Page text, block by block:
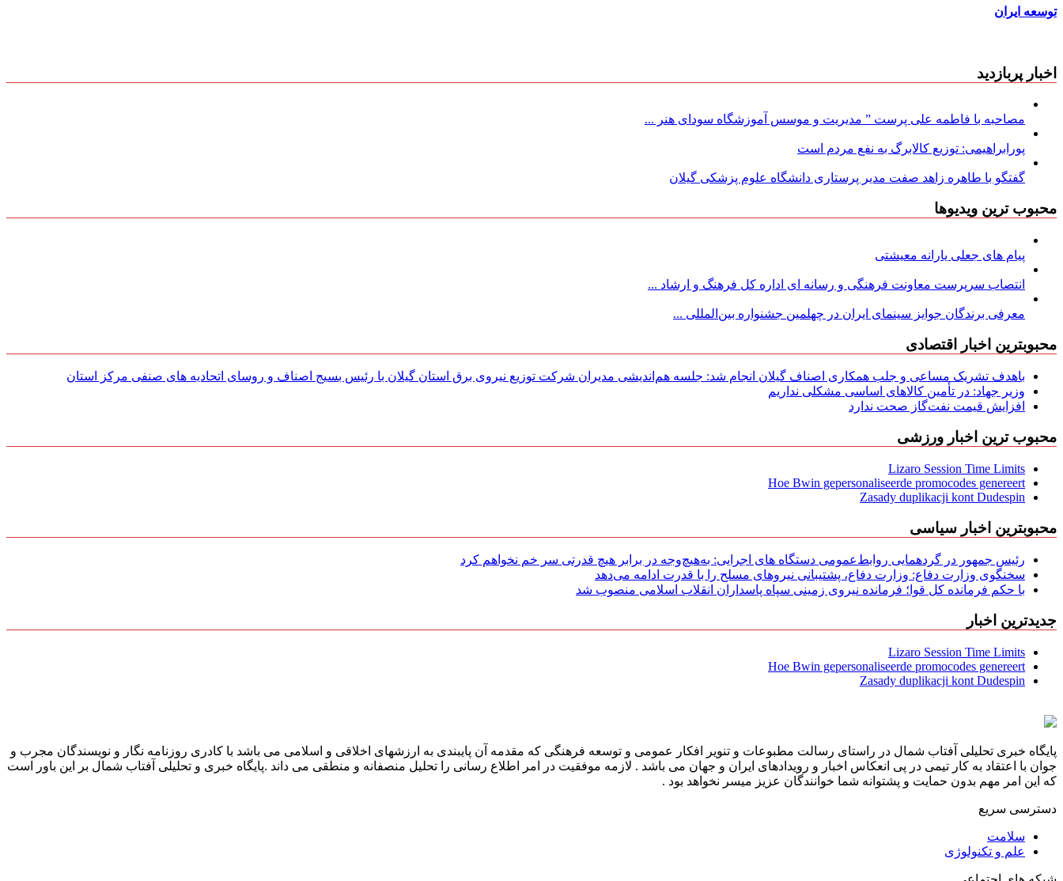
توسعه ایران
اخبار پربازدید
مصاحبه با فاطمه علی پرست ” مدیریت و موسس آموزشگاه سودای هنر ...
پورابراهیمی: توزیع کالابرگ به نفع مردم است
گفتگو با طاهره زاهد صفت مدیر پرستاری دانشگاه علوم پزشکی گیلان
محبوب ترین ویدیوها
پیام های جعلی یارانه معیشتی
انتصاب سرپرست معاونت فرهنگی و رسانه ای اداره کل فرهنگ و ارشاد ...
معرفی برندگان جوایز سینمای ایران در چهلمین جشنواره بین‌المللی ...
محبوبترین اخبار اقتصادی
باهدف تشریک مساعی و جلب همکاری اصناف گیلان انجام شد: جلسه هم‌اندیشی مدیران شركت توزیع نیروی برق استان گیلان با رئیس بسیج اصناف و روسای اتحادیه های صنفی مركز استان
وزیر جهاد: در تأمین کالاهای اساسی مشکلی نداریم
افزایش قیمت نفت‌گاز صحت ندارد
محبوب ترین اخبار ورزشی
Lizaro Session Time Limits
Hoe Bwin gepersonaliseerde promocodes genereert
Zasady duplikacji kont Dudespin
محبوبترین اخبار سیاسی
رئیس جمهور در گردهمایی روابط‌عمومی دستگاه های اجرایی: به‌هیچ‌وجه در برابر هیچ قدرتی سر خم نخواهم کرد
سخنگوی وزارت دفاع: وزارت دفاع، پشتیبانی نیرو‌های مسلح را با قدرت ادامه می‌دهد
با حکم فرمانده کل قوا؛ فرمانده نیروی زمینی سپاه پاسداران انقلاب اسلامی منصوب شد
جدیدترین اخبار
Lizaro Session Time Limits
Hoe Bwin gepersonaliseerde promocodes genereert
Zasady duplikacji kont Dudespin
پایگاه خبری تحلیلی آفتاب شمال در راستای رسالت مطبوعات و تنویر افکار عمومی و توسعه فرهنگی که مقدمه آن پایبندی به ارزشهای اخلاقی و اسلامی می باشد با کادری روزنامه نگار و نویسندگان مجرب و
جوان با اعتقاد به کار تیمی در پی انعکاس اخبار و رویدادهای ایران و جهان می باشد . لازمه موفقیت در امر اطلاع رسانی را تحلیل منصفانه و منطقی می داند .پایگاه خبری و تحلیلی آفتاب شمال بر این باور است
که این امر مهم بدون حمایت و پشتوانه شما خوانندگان عزیز میسر نخواهد بود .
دسترسی سریع
سلامت
علم و تکنولوژی